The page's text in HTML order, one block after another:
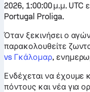
2026, 1:00:00 μ.μ. UTC
Portugal Proliga.
Όταν ξεκινήσει ο
παρακολουθείτε
vs Γκάλομαρ,
Ενδέχεται να έχουμε
πόντους και νέα για